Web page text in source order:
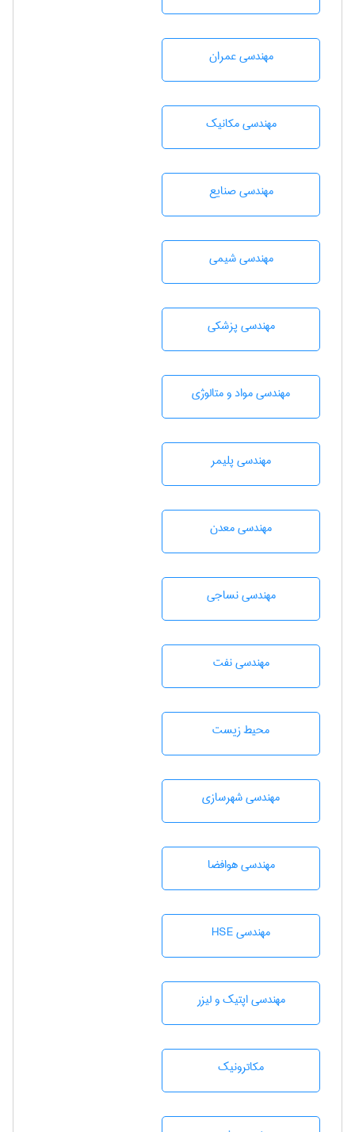
مهندسی عمران
مهندسی مکانیک
مهندسی صنايع
مهندسي شيمی
مهندسی پزشکی
مهندسی مواد و متالوژی
مهندسی پليمر
مهندسی معدن
مهندسي نساجی
مهندسی نفت
محيط زيست
مهندسی شهرسازی
مهندسی هوافضا
مهندسی HSE
مهندسی اپتیک و لیزر
مکاترونیک